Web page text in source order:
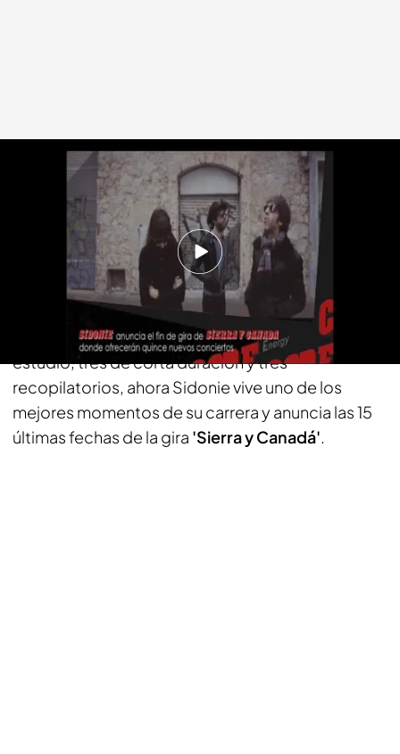
energy.es
21 OCT 2015 - 12:05h.
Compartir
Sidonie, nació a finales de los 90, desde
entonces han publicado siete álbumes de
estudio, tres de corta duración y tres
recopilatorios, ahora Sidonie vive uno de los
mejores momentos de su carrera y anuncia las 15
últimas fechas de la gira 'Sierra y Canadá'.